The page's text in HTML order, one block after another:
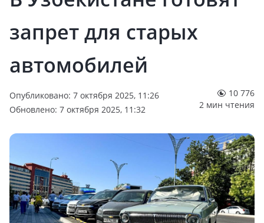
запрет для старых
автомобилей
Опубликовано: 7 октября 2025, 11:26
Обновлено: 7 октября 2025, 11:32
10 776
2 мин чтения